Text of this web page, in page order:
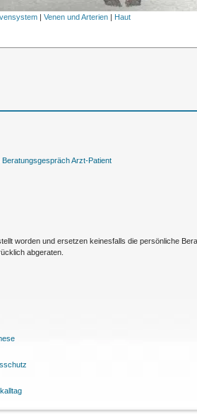
|Venen und Arterien | Haut
Arzt-Patient
worden und ersetzen keinesfalls die persönliche
abgeraten.